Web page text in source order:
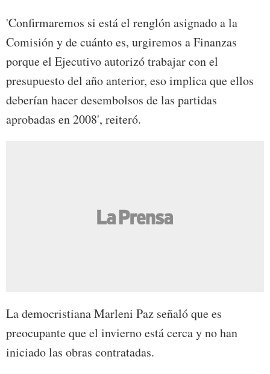
'Confirmaremos si está el renglón asignado a la
Comisión y de cuánto es, urgiremos a Finanzas
porque el Ejecutivo autorizó trabajar con el
presupuesto del año anterior, eso implica que ellos
deberían hacer desembolsos de las partidas
aprobadas en 2008', reiteró.
La democristiana Marleni Paz señaló que es
preocupante que el invierno está cerca y no han
iniciado las obras contratadas.